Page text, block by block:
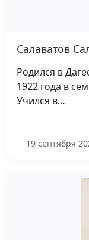
Салаватов
Родился в
1922 года в
Учился в…
19 сентября